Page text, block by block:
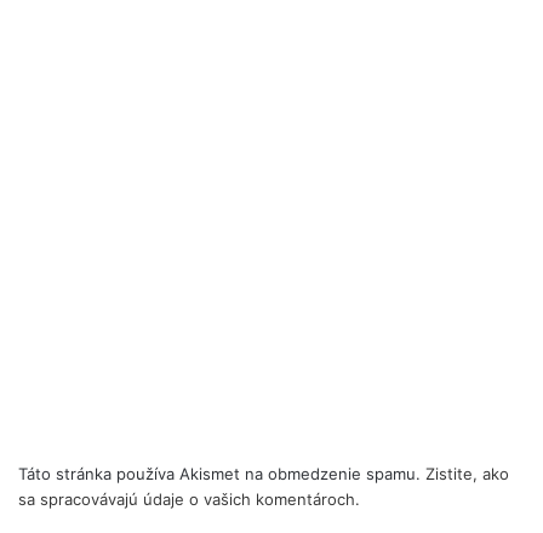
Táto stránka používa Akismet na obmedzenie spamu. Zistite, ako
sa spracovávajú údaje o vašich komentároch.